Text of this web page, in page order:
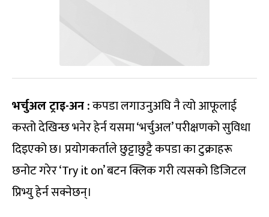
भर्चुअल ट्राइ-अन :कपडा लगाउनुअघि नै त्यो आफूलाई
कस्तो देखिन्छ भनेर हेर्न यसमा ‘भर्चुअल’ परीक्षणको सुविधा
दिइएको छ। प्रयोगकर्ताले छुट्टाछुट्टै कपडा का टुक्राहरू
छनोट गरेर ‘Try it on’ बटन क्लिक गरी त्यसको डिजिटल
प्रिभ्यु हेर्न सक्नेछन्।